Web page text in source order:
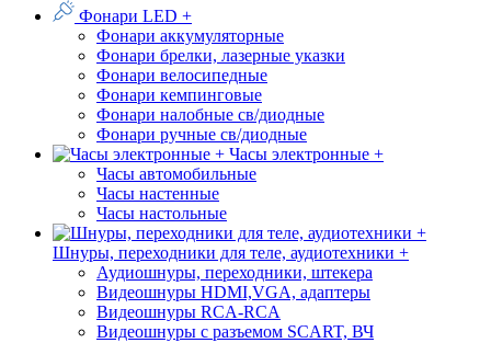
Фонари LED +
Фонари аккумуляторные
Фонари брелки, лазерные указки
Фонари велосипедные
Фонари кемпинговые
Фонари налобные св/диодные
Фонари ручные св/диодные
Часы электронные +
Часы автомобильные
Часы настенные
Часы настольные
Шнуры, переходники для теле, аудиотехники +
Аудиошнуры, переходники, штекера
Видеошнуры HDMI,VGA, адаптеры
Видеошнуры RCA-RCA
Видеошнуры с разъемом SCART, ВЧ